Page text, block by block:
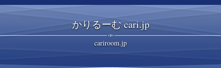
かりるーむ cari.jp
cariroom.jp